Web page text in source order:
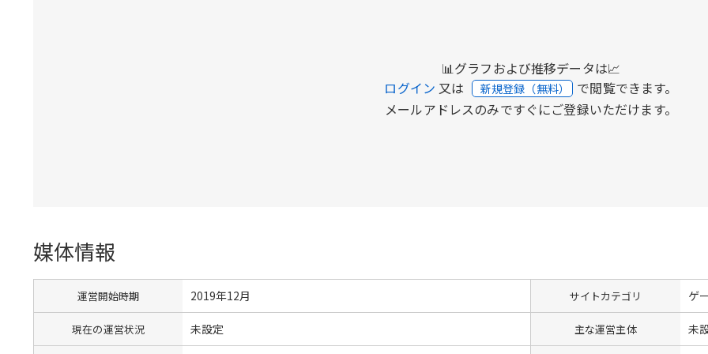
📊グラフおよび推移データは📈
ログイン 又は 新規登録（無料） で閲覧できます。
メールアドレスのみですぐにご登録いただけます。
媒体情報
運営開始時期 2019年12月 サイトカテゴリ ゲ
現在の運営状況 未設定 主な運営主体 未